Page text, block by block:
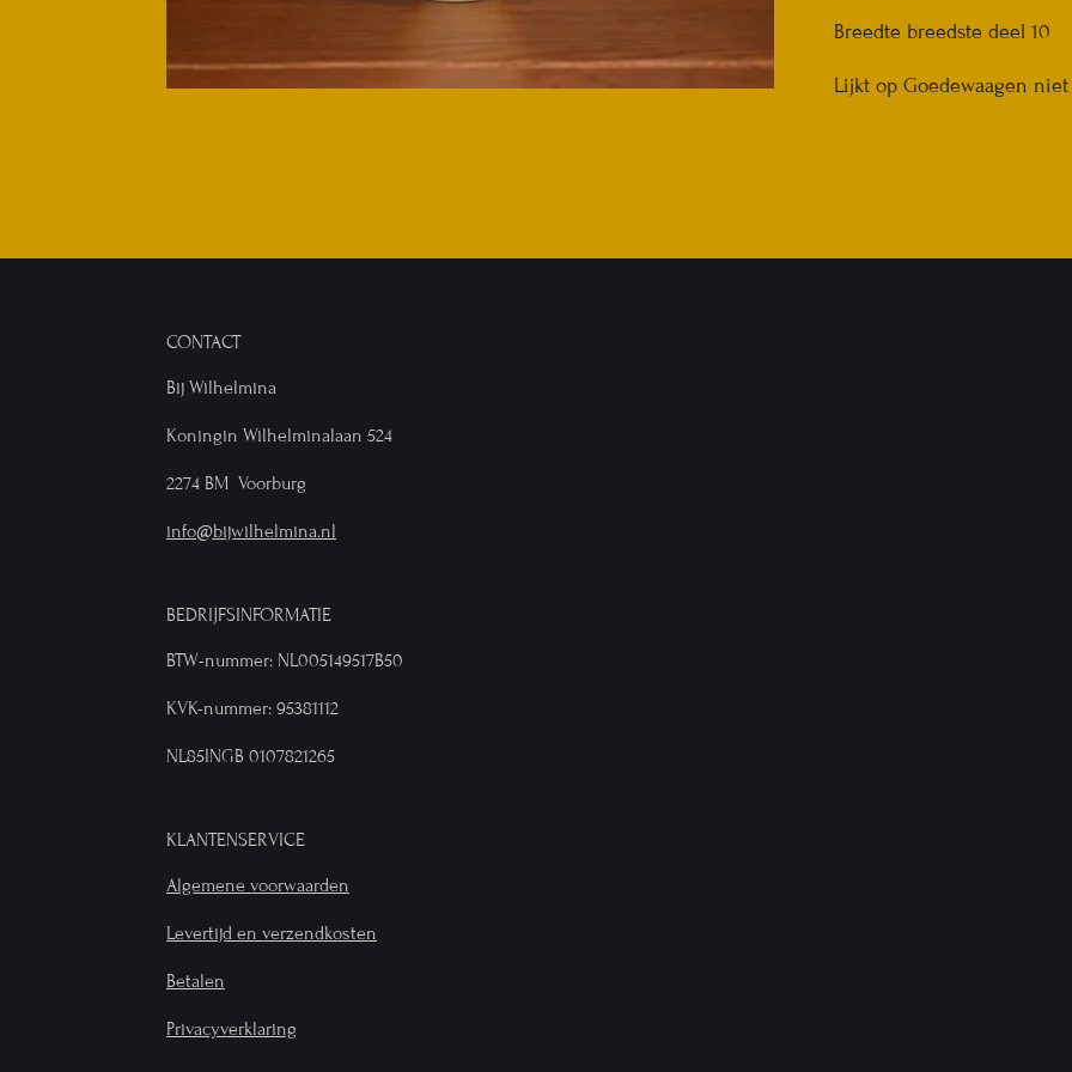
Breedte breedste deel 10
Lijkt op Goedewaagen
CONTACT
Bij Wilhelmina
Koningin Wilhelminalaan 524
2274 BM Voorburg
info@bijwilhelmina.nl
BEDRIJFSINFORMATIE
BTW-nummer: NL005149517B50
KVK-nummer: 95381112
NL85INGB 0107821265
KLANTENSERVICE
Algemene voorwaarden
Levertijd en verzendkosten
Betalen
Privacyverklaring